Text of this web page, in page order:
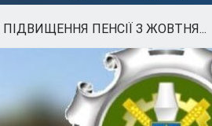
ПІДВИЩЕННЯ ПЕНСІЇ З ЖОВТНЯ...